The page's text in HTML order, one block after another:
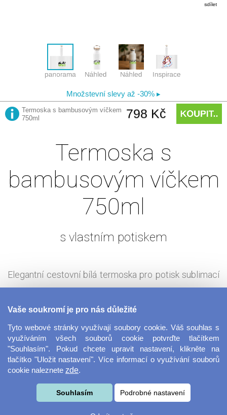
Termoska s
bambusovým víčkem
750ml
s vlastním potiskem
Elegantní cestovní bílá termoska pro potisk sublimací
sklopným nerezovým poutkem. Samotné víčko má
několik předností - silikonové těsnění, šroubovací
uzávěr z nerezové oceli a samotný bambusovvý vršek
s antibakteriálním povrchem. Objem: 750 ml
Tisková technologie:Sublimace - termotransfer
Vaše soukromí je pro nás důležité
Tyto webové stránky využívají soubory cookie. Váš souhlas s
využíváním všech souborů cookie potvrďte tlačítkem
"Souhlasím". Pokud chcete upravit nastavení, klikněte na
tlačítko "Uložit nastavení". Více informací o využívání souborů
cookie naleznete zde.
Souhlasím Podrobné nastavení